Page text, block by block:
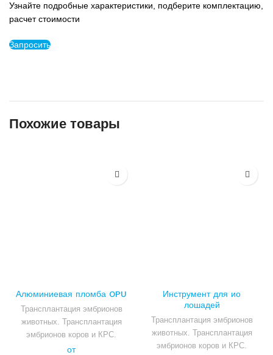
Узнайте подробные характеристики, подберите комплектацию,
расчет стоимости
Запросить
Похожие товары
Алюминиевая пломба OPU
Трансплантация эмбрионов
животных. Трансплантация
эмбрионов коров и КРС.
от
Инструмент для ио
лошадей
Трансплантация эмбрионов
животных. Трансплантация
эмбрионов коров и КРС.